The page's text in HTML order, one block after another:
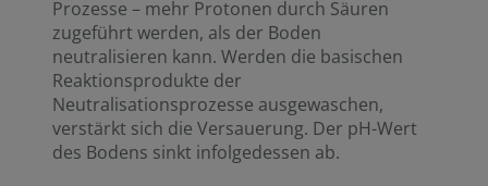
Prozesse – mehr Protonen durch Säuren
zugeführt werden, als der Boden
neutralisieren kann. Werden die basischen
Reaktionsprodukte der
Neutralisationsprozesse ausgewaschen,
verstärkt sich die Versauerung. Der pH-Wert
des Bodens sinkt infolgedessen ab.